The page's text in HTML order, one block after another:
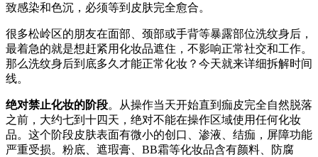
致感染和色沉，必须等到皮肤完全愈合。
很多松岭区的朋友在面部、颈部或手背等暴露部位洗纹身后，
最着急的就是想赶紧用化妆品遮住，不影响正常社交和工作。
那么洗纹身后到底多久才能正常化妆？今天就来详细拆解时间
线。
绝对禁止化妆的阶段。从操作当天开始直到痂皮完全自然脱落
之前，大约七到十四天，绝对不能在操作区域使用任何化妆
品。这个阶段皮肤表面有微小的创口、渗液、结痂，屏障功能
严重受损。粉底、遮瑕膏、BB霜等化妆品含有颜料、防腐